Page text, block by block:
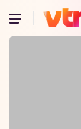
Oeps,